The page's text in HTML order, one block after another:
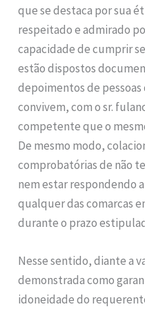
que se destaca por sua
respeitado e admirado
capacidade de cumprir
estão dispostos
depoimentos de
convivem, com o sr.
competente que o
De mesmo modo,
comprobatórias de não
nem estar respondendo
qualquer das comarcas
durante o prazo
Nesse sentido, diante a
demonstrada como
idoneidade do